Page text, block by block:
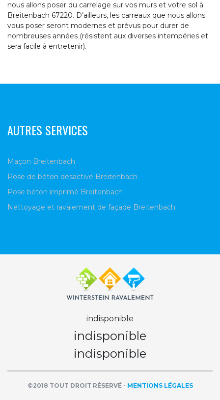
nous allons poser du carrelage sur vos murs et votre sol à
Breitenbach 67220. D’ailleurs, les carreaux que nous allons
vous poser seront modernes et prévus pour durer de
nombreuses années (résistent aux diverses intempéries et
sera facile à entretenir).
AUTRES SERVICES
Maçon Breitenbach
Pose de béton désactivé Breitenbach
Pose béton imprimé Breitenbach
Nettoyage et ravalement de façade Breitenbach
indisponible
indisponible
indisponible
©2018 TOUT DROIT RÉSERVÉ - MENTIONS LÉGALES